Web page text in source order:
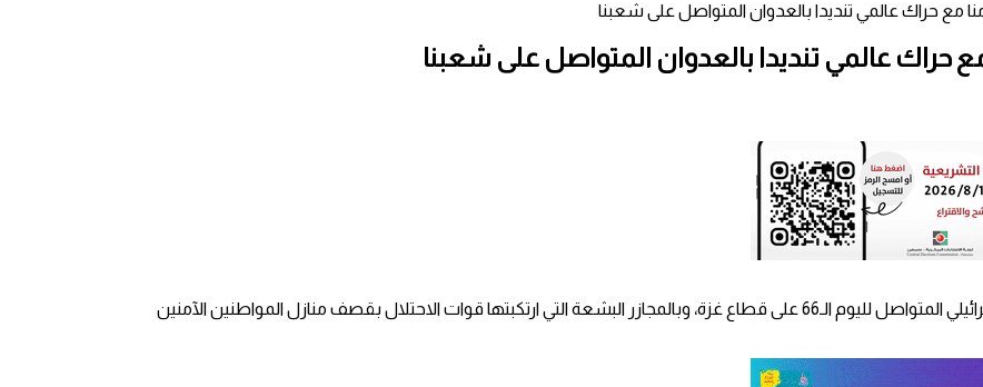
مع حراك عالمي تنديدا بالعدوان المتواصل على شعبنا
عالمي تنديدا بالعدوان المتواصل على شعبنا
عمّ الإضراب الشامل محافظات الوطن، اليوم الإثنين، تنديدا بالعدوان الإسرائيلي المتواصل لليوم الـ66 على قطاع غزة، وبالمجازر البشعة التي ارتكبتها قوات الاحتلال بقصف منازل المواطنين الآمنين